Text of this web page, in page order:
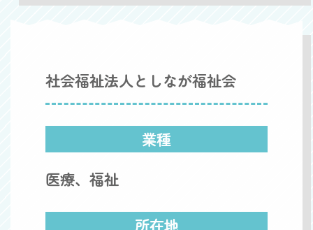
社会福祉法人としなが福祉会
業種
医療、福祉
所在地